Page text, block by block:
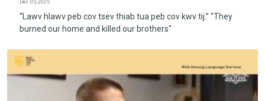
Dec 05, 2025
“Lawv hlawv peb cov tsev thiab tua peb cov kwv tij.” "They
burned our home and killed our brothers"